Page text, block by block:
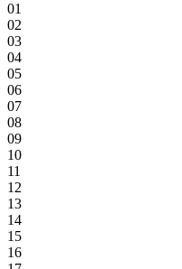
01
02
03
04
05
06
07
08
09
10
11
12
13
14
15
16